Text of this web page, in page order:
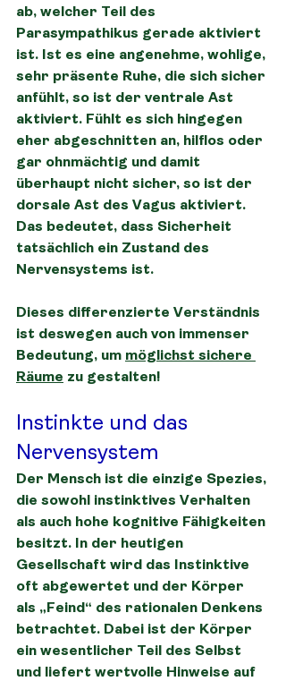
ab, welcher Teil des
Parasympathikus gerade aktiviert
ist. Ist es eine angenehme, wohlige,
sehr präsente Ruhe, die sich sicher
anfühlt, so ist der ventrale Ast
aktiviert. Fühlt es sich hingegen
eher abgeschnitten an, hilflos oder
gar ohnmächtig und damit
überhaupt nicht sicher, so ist der
dorsale Ast des Vagus aktiviert.
Das bedeutet, dass Sicherheit
tatsächlich ein Zustand des
Nervensystems ist.
Dieses differenzierte Verständnis
ist deswegen auch von immenser
Bedeutung, um möglichst sichere
Räume zu gestalten!
Instinkte und das
Nervensystem
Der Mensch ist die einzige Spezies,
die sowohl instinktives Verhalten
als auch hohe kognitive Fähigkeiten
besitzt. In der heutigen
Gesellschaft wird das Instinktive
oft abgewertet und der Körper
als „Feind“ des rationalen Denkens
betrachtet. Dabei ist der Körper
ein wesentlicher Teil des Selbst
und liefert wertvolle Hinweise auf